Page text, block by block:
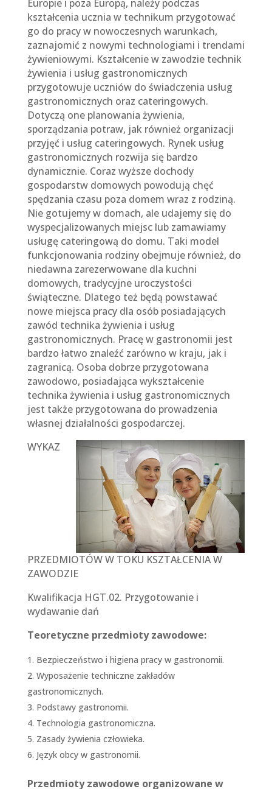
Europie i poza Europą, należy podczas
kształcenia ucznia w technikum przygotować
go do pracy w nowoczesnych warunkach,
zaznajomić z nowymi technologiami i trendami
żywieniowymi. Kształcenie w zawodzie technik
żywienia i usług gastronomicznych
przygotowuje uczniów do świadczenia usług
gastronomicznych oraz cateringowych.
Dotyczą one planowania żywienia,
sporządzania potraw, jak również organizacji
przyjęć i usług cateringowych. Rynek usług
gastronomicznych rozwija się bardzo
dynamicznie. Coraz wyższe dochody
gospodarstw domowych powodują chęć
spędzania czasu poza domem wraz z rodziną.
Nie gotujemy w domach, ale udajemy się do
wyspecjalizowanych miejsc lub zamawiamy
usługę cateringową do domu. Taki model
funkcjonowania rodziny obejmuje również, do
niedawna zarezerwowane dla kuchni
domowych, tradycyjne uroczystości
świąteczne. Dlatego też będą powstawać
nowe miejsca pracy dla osób posiadających
zawód technika żywienia i usług
gastronomicznych. Pracę w gastronomii jest
bardzo łatwo znaleźć zarówno w kraju, jak i
zagranicą. Osoba dobrze przygotowana
zawodowo, posiadająca wykształcenie
technika żywienia i usług gastronomicznych
jest także przygotowana do prowadzenia
własnej działalności gospodarczej.
WYKAZ
PRZEDMIOTÓW W TOKU KSZTAŁCENIA W
ZAWODZIE
Kwalifikacja HGT.02. Przygotowanie i
wydawanie dań
Teoretyczne przedmioty zawodowe:
Bezpieczeństwo i higiena pracy w gastronomii.
Wyposażenie techniczne zakładów
gastronomicznych.
Podstawy gastronomii.
Technologia gastronomiczna.
Zasady żywienia człowieka.
Język obcy w gastronomii.
Przedmioty zawodowe organizowane w